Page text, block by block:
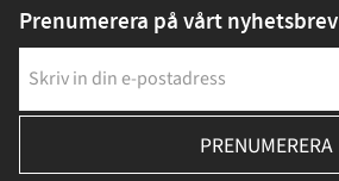
Prenumerera på vårt nyhetsbrev
PRENUMERERA